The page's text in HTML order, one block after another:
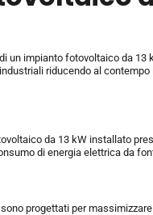
un impianto fotovoltaico da 13
riducendo al contempo
da 13 kW installato
di energia elettrica da
progettati per